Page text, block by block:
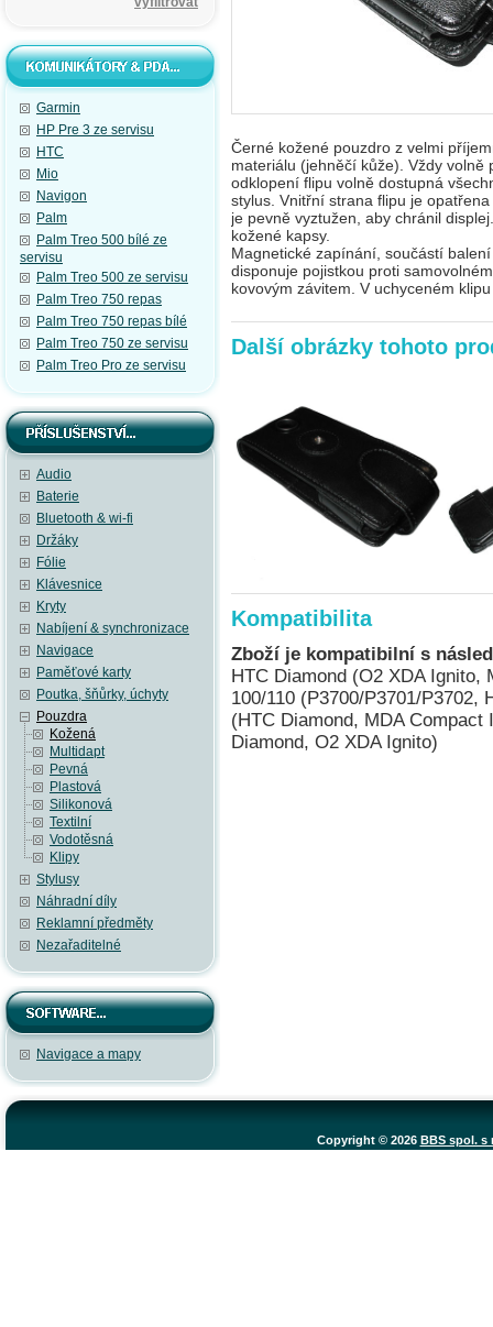
Garmin
HP Pre 3 ze servisu
HTC
Mio
Navigon
Palm
Palm Treo 500 bílé ze
servisu
Palm Treo 500 ze servisu
Palm Treo 750 repas
Palm Treo 750 repas bílé
Palm Treo 750 ze servisu
Palm Treo Pro ze servisu
Audio
Baterie
Bluetooth & wi-fi
Držáky
Fólie
Klávesnice
Kryty
Nabíjení & synchronizace
Navigace
Paměťové karty
Poutka, šňůrky, úchyty
Pouzdra
Kožená
Multidapt
Pevná
Plastová
Silikonová
Textilní
Vodotěsná
Klipy
Stylusy
Náhradní díly
Reklamní předměty
Nezařaditelné
Navigace a mapy
Černé kožené pouzdro z velmi
materiálu (jehněčí kůže) Vždy volně
odklopení flipu volně dostupná
stylus . Vnitřní strana flipu je
je pevně vyztužen, aby chránil
kožené kapsy.
Magnetické zapínání, součástí
disponuje pojistkou proti
kovovým závitem. V uchyceném
Další obrázky tohoto
Kompatibilita
Zboží je kompatibilní s
HTC Diamond (O2 XDA Ignito,
100/110 (P3700/P3701/P3702,
(HTC Diamond, MDA
Diamond, O2 XDA Ignito)
Copyright © 2026 BBS spol. s